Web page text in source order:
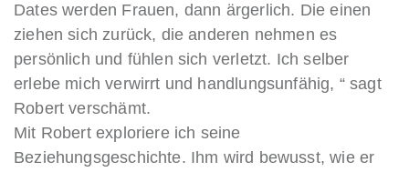
Dates werden Frauen, dann ärgerlich. Die einen
ziehen sich zurück, die anderen nehmen es
persönlich und fühlen sich verletzt. Ich selber
erlebe mich verwirrt und handlungsunfähig, “ sagt
Robert verschämt.
Mit Robert exploriere ich seine
Beziehungsgeschichte. Ihm wird bewusst, wie er